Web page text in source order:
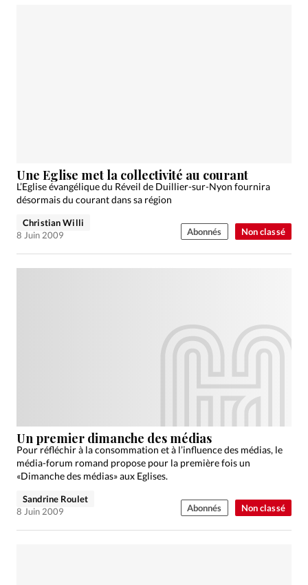
Non classé
Une Eglise met la collectivité au courant
L’Eglise évangélique du Réveil de Duillier-sur-Nyon fournira
désormais du courant dans sa région
Christian Willi
8 Juin 2009
Abonnés
Non classé
Un premier dimanche des médias
Pour réfléchir à la consommation et à l’influence des médias, le
média-forum romand propose pour la première fois un
«Dimanche des médias» aux Eglises.
Sandrine Roulet
8 Juin 2009
Abonnés